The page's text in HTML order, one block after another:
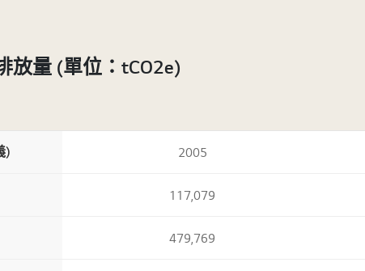
放量 (單位：tCO2e)
skills
) 2005
117,079
479,769